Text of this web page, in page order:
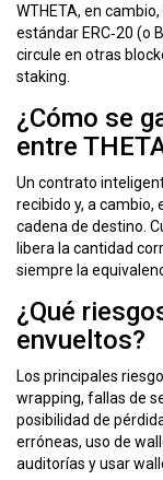
WTHETA, en
estándar ERC‑20 (o
circule en otras
staking.
¿Cómo se
entre
Un contrato
recibido y, a cambio,
cadena de destino.
libera la cantidad
siempre la
¿Qué
envueltos?
Los principales
wrapping, fallas de
posibilidad de
erróneas, uso de
auditorías y usar